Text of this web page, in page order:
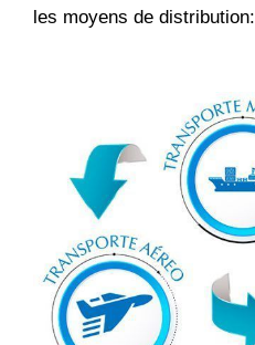
les moyens de distribution: